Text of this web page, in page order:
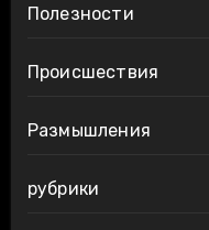
Полезности
Происшествия
Размышления
рубрики